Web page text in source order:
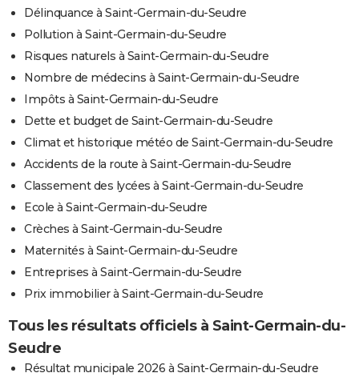
Délinquance à Saint-Germain-du-Seudre
Pollution à Saint-Germain-du-Seudre
Risques naturels à Saint-Germain-du-Seudre
Nombre de médecins à Saint-Germain-du-Seudre
Impôts à Saint-Germain-du-Seudre
Dette et budget de Saint-Germain-du-Seudre
Climat et historique météo de Saint-Germain-du-Seudre
Accidents de la route à Saint-Germain-du-Seudre
Classement des lycées à Saint-Germain-du-Seudre
Ecole à Saint-Germain-du-Seudre
Crèches à Saint-Germain-du-Seudre
Maternités à Saint-Germain-du-Seudre
Entreprises à Saint-Germain-du-Seudre
Prix immobilier à Saint-Germain-du-Seudre
Tous les résultats officiels à Saint-Germain-du-
Seudre
Résultat municipale 2026 à Saint-Germain-du-Seudre